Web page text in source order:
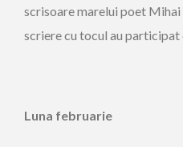
scrisoare marelui poet Mihai
scriere cu tocul au participat
Luna februarie